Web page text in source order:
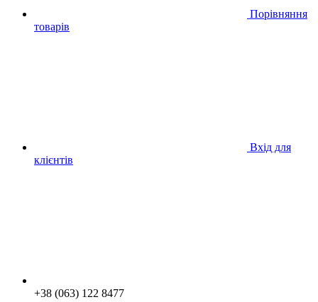
Порівняння
товарів
Вхід для
клієнтів
+38 (063) 122 8477